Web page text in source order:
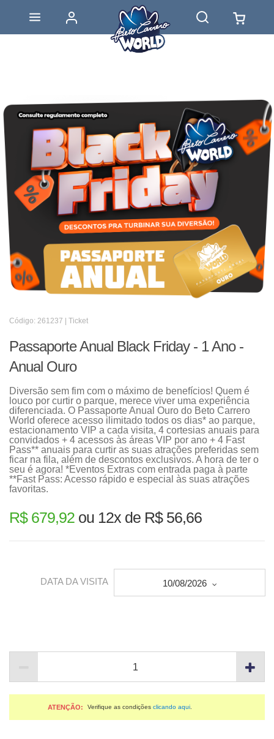
Código: 261237 | Ticket
Passaporte Anual Black Friday - 1 Ano -
Anual Ouro
Diversão sem fim com o máximo de benefícios! Quem é
louco por curtir o parque, merece viver uma experiência
diferenciada. O Passaporte Anual Ouro do Beto Carrero
World oferece acesso ilimitado todos os dias* ao parque,
estacionamento VIP a cada visita, 4 cortesias anuais para
convidados + 4 acessos às áreas VIP por ano + 4 Fast
Pass** anuais para curtir as suas atrações preferidas sem
ficar na fila, além de descontos exclusivos. A hora de ter o
seu é agora! *Eventos Extras com entrada paga à parte
**Fast Pass: Acesso rápido e especial às suas atrações
favoritas.
R$ 679,92 ou 12x de R$ 56,66
DATA DA VISITA 10/08/2026
ATENÇÃO: Verifique as condições clicando aqui.